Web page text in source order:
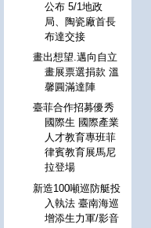
公布 5/1地政
局、陶瓷廠首長
布達交接
畫出想望.邁向自立
畫展票選捐款 溫
馨圓滿達陣
臺菲合作招募優秀
國際生 國際產業
人才教育專班菲
律賓教育展馬尼
拉登場
新造100噸巡防艇投
入執法 臺南海巡
增添生力軍/影音